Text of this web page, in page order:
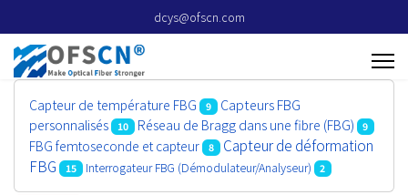
dcys@ofscn.com
Capteur de température FBG 9
Capteurs FBG
personnalisés
10 Réseau de Bragg dans une fibre (FBG) 9
FBG femtoseconde et capteur 8
Capteur de déformation
FBG
15 Interrogateur FBG (Démodulateur/Analyseur) 2